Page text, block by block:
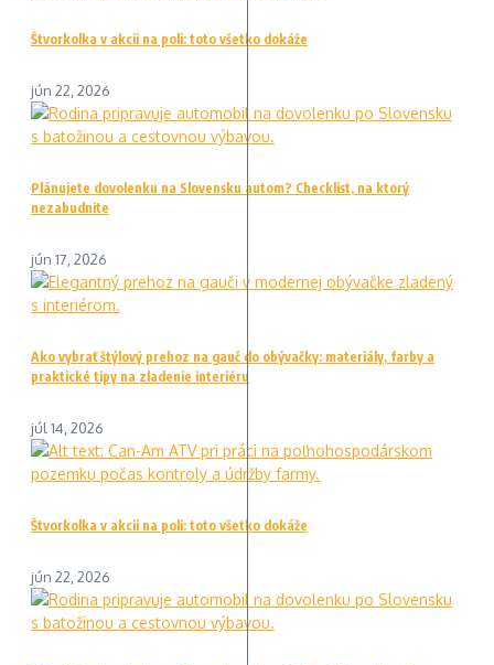
Štvorkolka v akcii na poli: toto všetko dokáže
jún 22, 2026
Plánujete dovolenku na Slovensku autom? Checklist, na ktorý
nezabudnite
jún 17, 2026
Ako vybrať štýlový prehoz na gauč do obývačky: materiály, farby a
praktické tipy na zladenie interiéru
júl 14, 2026
Štvorkolka v akcii na poli: toto všetko dokáže
jún 22, 2026